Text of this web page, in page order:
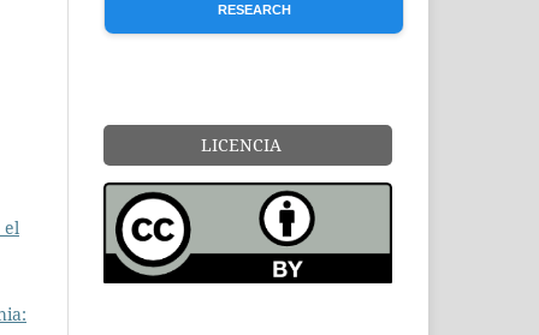
el
RESEARCH
LICENCIA